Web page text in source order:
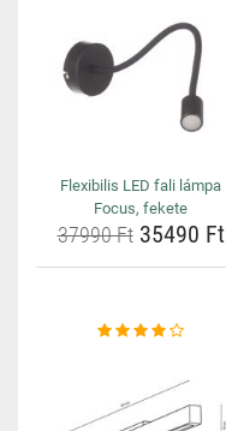
Flexibilis LED fali lámpa
Focus, fekete
37990 Ft35490 Ft